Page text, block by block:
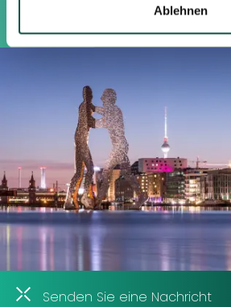
Ablehnen
Senden Sie eine Nachricht